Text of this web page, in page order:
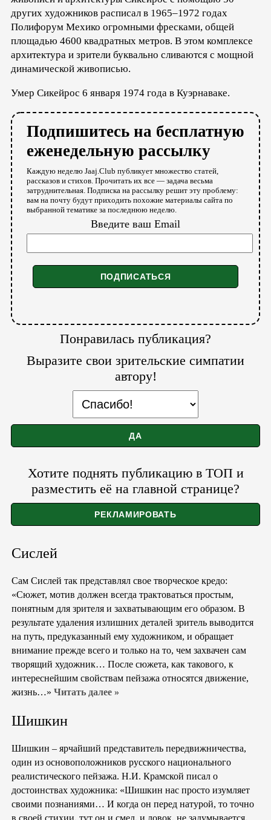
других художников расписал в 1965–1972 годах
Полифорум Мехико огромными фресками, общей
площадью 4600 квадратных метров. В этом комплексе
архитектура и зрители буквально сливаются с мощной
динамической живописью.
Умер Сикейрос 6 января 1974 года в Куэрнаваке.
Подпишитесь на бесплатную
еженедельную рассылку
Каждую неделю Jaaj.Club публикует множество статей,
рассказов и стихов. Прочитать их все — задача весьма
затруднительная. Подписка на рассылку решит эту проблему:
вам на почту будут приходить похожие материалы сайта по
выбранной тематике за последнюю неделю.
Введите ваш Email
Понравилась публикация?
Выразите свои зрительские симпатии
автору!
Хотите поднять публикацию в ТОП и
разместить её на главной странице?
Сислей
Сам Сислей так представлял свое творческое кредо:
«Сюжет, мотив должен всегда трактоваться простым,
понятным для зрителя и захватывающим его образом. В
результате удаления излишних деталей зритель выводится
на путь, предуказанный ему художником, и обращает
внимание прежде всего и только на то, чем захвачен сам
творящий художник… После сюжета, как такового, к
интереснейшим свойствам пейзажа относятся движение,
жизнь…» Читать далее »
Шишкин
Шишкин – ярчайший представитель передвижничества,
один из основоположников русского национального
реалистического пейзажа. Н.И. Крамской писал о
достоинствах художника: «Шишкин нас просто изумляет
своими познаниями… И когда он перед натурой, то точно
в своей стихии, тут он и смел, и ловок, не задумывается,